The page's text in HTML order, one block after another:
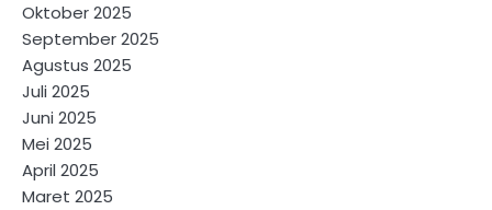
Oktober 2025
September 2025
Agustus 2025
Juli 2025
Juni 2025
Mei 2025
April 2025
Maret 2025